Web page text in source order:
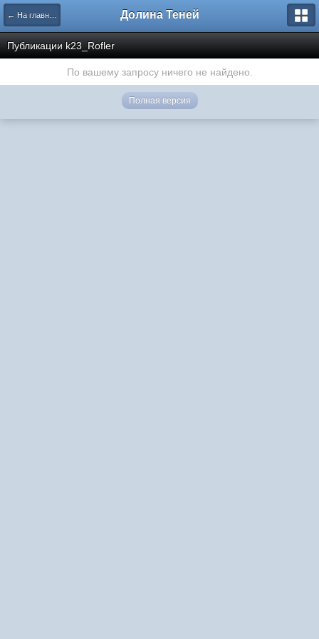
← На главную Долина Теней
Публикации k23_Rofler
По вашему запросу ничего не найдено.
Полная версия